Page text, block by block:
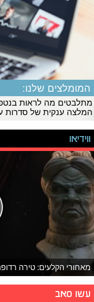
המומלצים שלנו:
מתלבטים מה לראות
המלצה ענקית של סדרות
ווידיאו
מאחורי הקלעים: טירה
עשו סאב